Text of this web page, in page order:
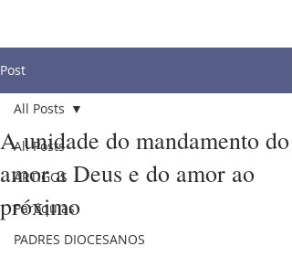
Post
All Posts
ARTIGOS
Paróquias
PADRES DIOCESANOS
All Posts
A unidade do mandamento do
amor a Deus e do amor ao
próximo